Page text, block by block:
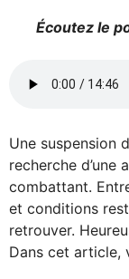
Écoutez le
Une suspension
recherche d’une
combattant.
et conditions
retrouver.
Dans cet article,